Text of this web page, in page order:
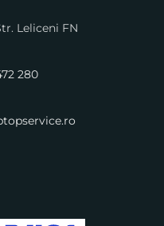
Leliceni FN
280